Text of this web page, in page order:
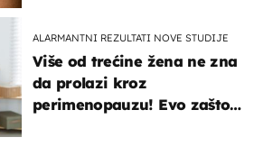
ALARMANTNI REZULTATI NOVE STUDIJE
Više od trećine žena ne zna
da prolazi kroz
perimenopauzu! Evo zašto